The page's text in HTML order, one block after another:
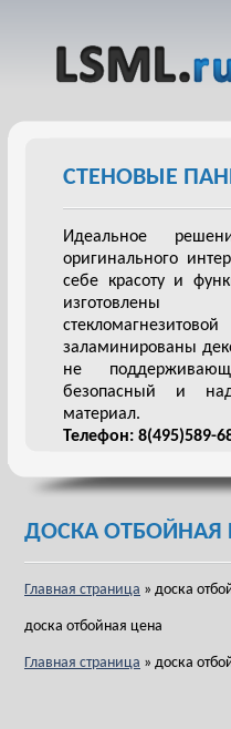
СТЕНОВЫЕ
Идеальное
оригинального
себе красоту и
заламинированы
не
безопасный и
материал.
Телефон: 8(495)589-
ДОСКА ОТБОЙНАЯ
Главная страница » доска
доска отбойная цена
Главная страница » доска